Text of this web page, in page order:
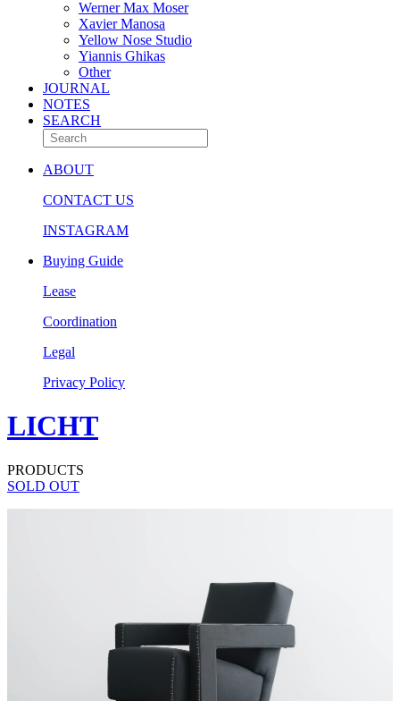
Werner Max Moser
Xavier Manosa
Yellow Nose Studio
Yiannis Ghikas
Other
JOURNAL
NOTES
SEARCH
ABOUT
CONTACT US
INSTAGRAM
Buying Guide
Lease
Coordination
Legal
Privacy Policy
LICHT
PRODUCTS
SOLD OUT